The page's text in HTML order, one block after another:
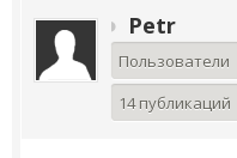
Petr
Пользователи
14 публикаций